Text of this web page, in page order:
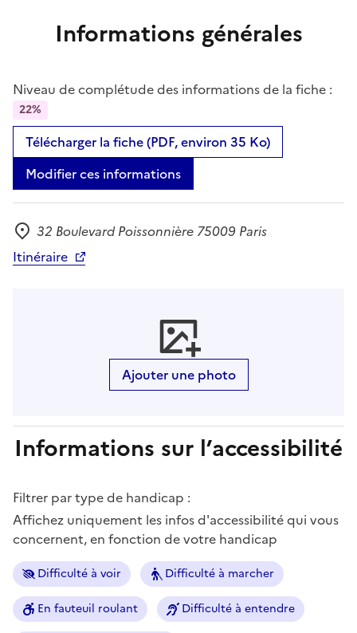
Informations générales
Niveau de complétude des informations de la fiche :
22%
Télécharger la fiche (PDF, environ 35 Ko)
Modifier ces informations
Adresse
32 Boulevard Poissonnière 75009 Paris
Itinéraire
Ajouter une photo
Informations sur l’accessibilité
Filtrer par type de handicap :
Affichez uniquement les infos d'accessibilité qui vous
concernent, en fonction de votre handicap
Difficulté à voir Difficulté à marcher
En fauteuil roulant Difficulté à entendre